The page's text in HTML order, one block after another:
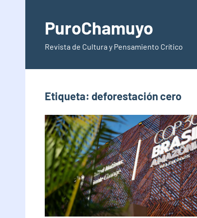
contenidoPuroChamuyo
Revista de Cultura y Pensamiento Crítico
Etiqueta: deforestación cero